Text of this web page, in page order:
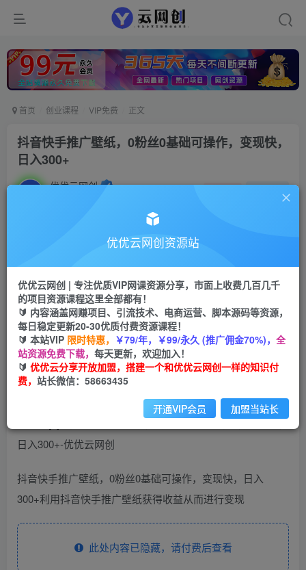
首页 创业课程 VIP免费 正文
抖音快手推广壁纸，0粉丝0基础可操作，变现快，
日入300+
优优云网创 私信
云币 9.9 云币99
会员免费
立即购买
您当前未登录！建议登陆后购买，可保存购买订单
抖音快手推广壁纸，0粉丝0基础可操作，变现快，日入
300+利用抖音快手推广壁纸获得收益从而进行变现
此处内容已隐藏，请付费后查看
优优云网创资源站
优优云网创 | 专注优质VIP网课资源分享，市面上收费几百几千
的项目资源课程这里全部都有！
🔰 内容涵盖网赚项目、引流技术、电商运营、脚本源码等资源，
每日稳定更新20-30优质付费资源课程！
🔰 本站VIP 限时特惠， ￥79/年，￥99/永久 (推广佣金70%)， 全
站资源免费下载， 每天更新，欢迎加入！
🔰 优优云分享开放加盟，搭建一个和优优云网创一样的知识付
费， 站长微信：58663435
开通VIP会员 加盟当站长